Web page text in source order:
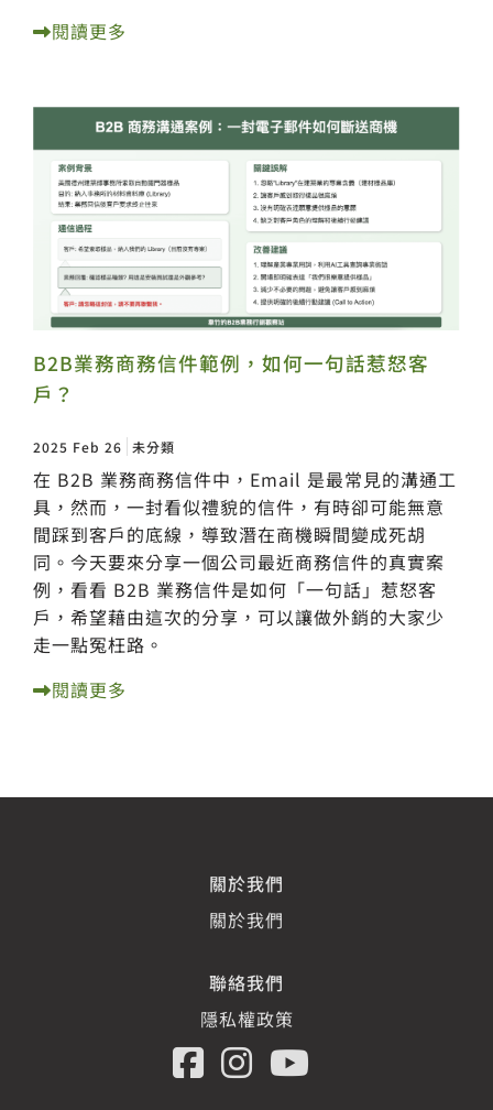
閱讀更多
B2B業務商務信件範例，如何一句話惹怒客
戶？
2025 Feb 26 未分類
在 B2B 業務商務信件中，Email 是最常見的溝通工
具，然而，一封看似禮貌的信件，有時卻可能無意
間踩到客戶的底線，導致潛在商機瞬間變成死胡
同。今天要來分享一個公司最近商務信件的真實案
例，看看 B2B 業務信件是如何「一句話」惹怒客
戶，希望藉由這次的分享，可以讓做外銷的大家少
走一點冤枉路。
閱讀更多
關於我們
關於我們
聯絡我們
隱私權政策